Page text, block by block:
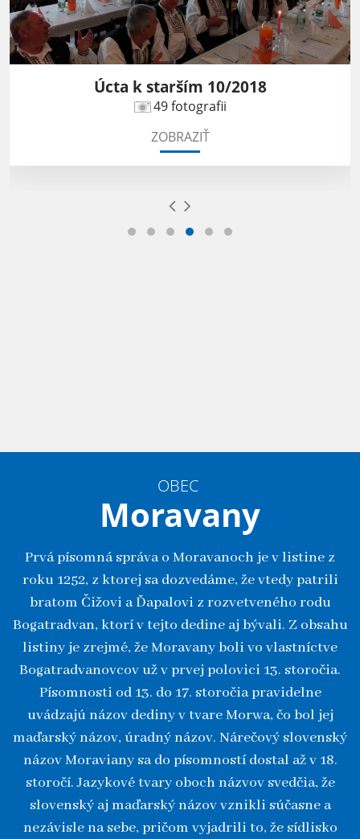
Úcta k starším 10/2018
49 fotografii
ZOBRAZIŤ
OBEC
Moravany
Prvá písomná správa o Moravanoch je v listine z
roku 1252, z ktorej sa dozvedáme, že vtedy patrili
bratom Čižovi a Ďapalovi z rozvetveného rodu
Bogatradvan, ktorí v tejto dedine aj bývali. Z obsahu
listiny je zrejmé, že Moravany boli vo vlastníctve
Bogatradvanovcov už v prvej polovici 13. storočia.
Písomnosti od 13. do 17. storočia pravidelne
uvádzajú názov dediny v tvare Morwa, čo bol jej
maďarský názov, úradný názov. Nárečový slovenský
názov Moraviany sa do písomností dostal až v 18.
storočí. Jazykové tvary oboch názvov svedčia, že
slovenský aj maďarský názov vznikli súčasne a
nezávisle na sebe, pričom vyjadrili to, že sídlisko